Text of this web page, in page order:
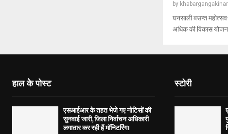
by
घनसाली बसन्त
अधिक की विकास
हाल के पोस्ट
एसआईआर के तहत भेजे गए नोटिसों की
सुनवाई जारी, जिला निर्वाचन अधिकारी
लगातार कर रही हैं मॉनिटरिंग।
स्टोरी